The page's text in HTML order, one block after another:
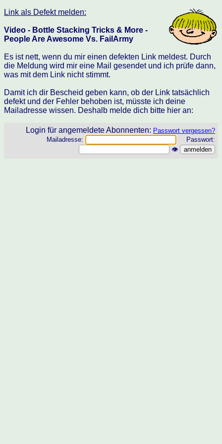
Link als Defekt melden:
Video - Bottle Stacking Tricks & More -
People Are Awesome Vs. FailArmy
Es ist nett, wenn du mir einen defekten Link meldest. Durch
die Meldung wird mir eine Mail gesendet und ich prüfe dann,
was mit dem Link nicht stimmt.
Damit ich dir Bescheid geben kann, ob der Link tatsächlich
defekt und der Fehler behoben ist, müsste ich deine
Mailadresse wissen. Deshalb melde dich bitte hier an:
Login für angemeldete Abonnenten: Passwort vergessen?
Mailadresse:
Passwort:
👁